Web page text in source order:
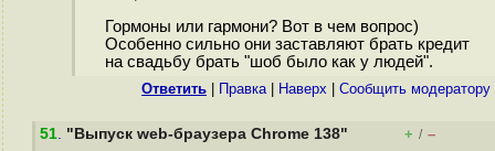
Гормоны или гармони? Вот в чем вопрос)
Особенно сильно они заставляют брать кредит
на свадьбу брать "шоб было как у людей".
Ответить Правка| Наверх Cообщить модератору
51. "Выпуск web-браузера Chrome 138" + / –